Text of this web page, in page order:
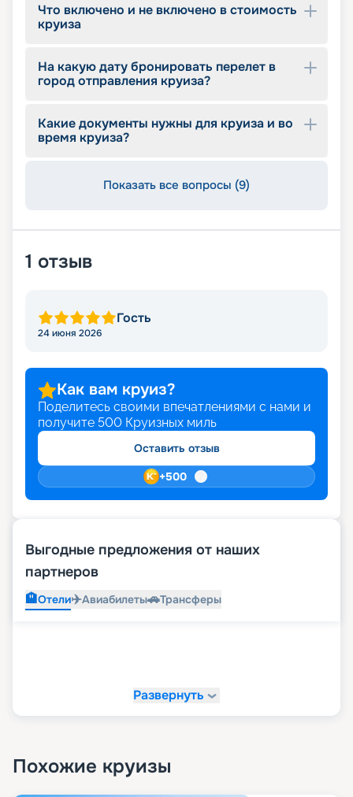
Что включено и не включено в стоимость
круиза
На какую дату бронировать перелет в
город отправления круиза?
Какие документы нужны для круиза и во
время круиза?
Показать все вопросы (9)
1 отзыв
Гость
24 июня 2026
Как вам круиз?
Поделитесь своими впечатлениями с нами и
получите 500 Круизных миль
Оставить отзыв
+500
Выгодные предложения от наших
партнеров
🏨Отели✈️Авиабилеты🚗Трансферы
Развернуть
Похожие круизы